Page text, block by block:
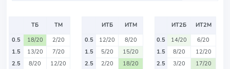
ТБ
ТМ
0.5
18/20
2/20
1.5
13/20
7/20
2.5
8/20
12/20
ИТБ
ИТМ
0.5
12/20
8/20
1.5
5/20
15/20
2.5
2/20
18/20
ИТ2Б
ИТ2М
0.5
14/20
6/20
1.5
8/20
12/20
2.5
3/20
17/20